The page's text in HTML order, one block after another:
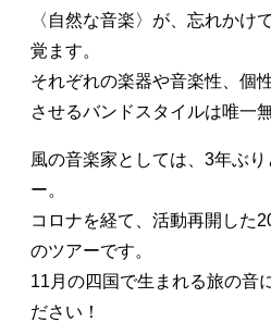
〈自然な音楽〉が、忘れかけ
覚ます。
それぞれの楽器や音楽性、個
させるバンドスタイルは唯一
風の音楽家としては、3年ぶ
ー。
コロナを経て、活動再開した
のツアーです。
11月の四国で生まれる旅の音
ださい！